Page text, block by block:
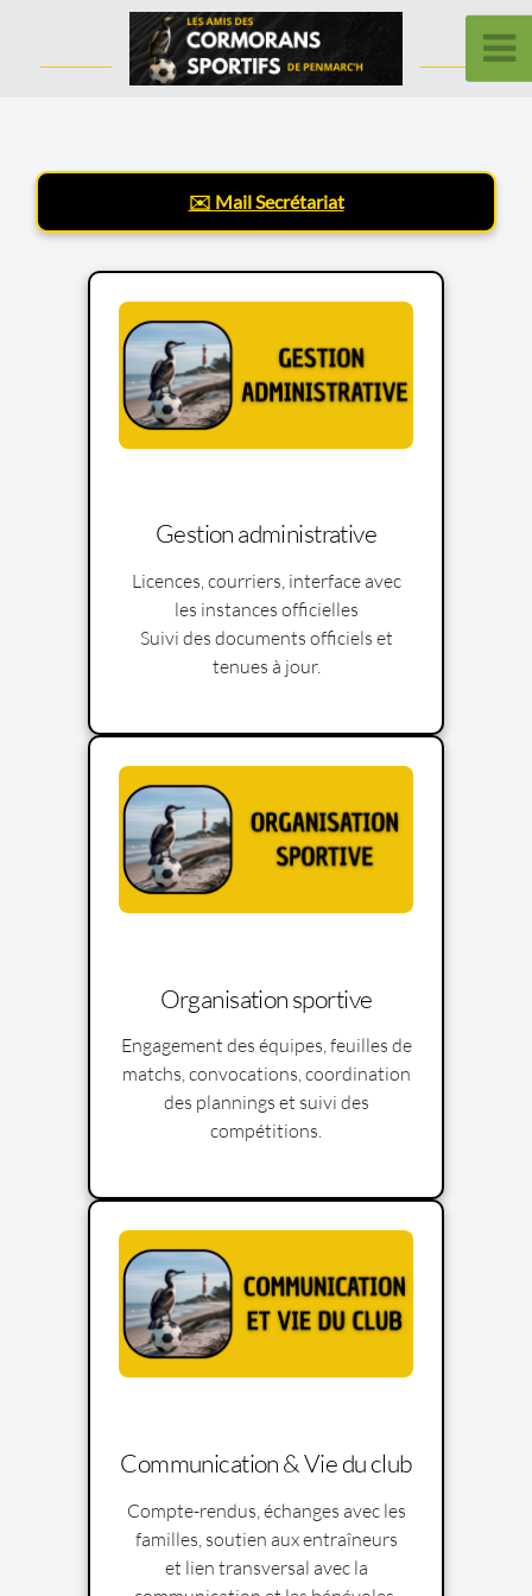
✉️ Mail Secrétariat
Gestion administrative
Licences, courriers, interface avec
les instances officielles
Suivi des documents officiels et
tenues à jour.
Organisation sportive
Engagement des équipes, feuilles de
matchs, convocations, coordination
des plannings et suivi des
compétitions.
Communication & Vie du club
Compte-rendus, échanges avec les
familles, soutien aux entraîneurs
et lien transversal avec la